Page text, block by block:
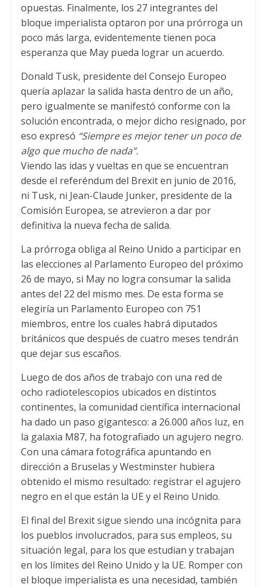
opuestas. Finalmente, los 27 integrantes del
bloque imperialista optaron por una prórroga un
poco más larga, evidentemente tienen poca
esperanza que May pueda lograr un acuerdo.
Donald Tusk, presidente del Consejo Europeo
quería aplazar la salida hasta dentro de un año,
pero igualmente se manifestó conforme con la
solución encontrada, o mejor dicho resignado, por
eso expresó “Siempre es mejor tener un poco de
algo que mucho de nada”.
Viendo las idas y vueltas en que se encuentran
desde el referéndum del Brexit en junio de 2016,
ni Tusk, ni Jean-Claude Junker, presidente de la
Comisión Europea, se atrevieron a dar por
definitiva la nueva fecha de salida.
La prórroga obliga al Reino Unido a participar en
las elecciones al Parlamento Europeo del próximo
26 de mayo, si May no logra consumar la salida
antes del 22 del mismo mes. De esta forma se
elegiría un Parlamento Europeo con 751
miembros, entre los cuales habrá diputados
británicos que después de cuatro meses tendrán
que dejar sus escaños.
Luego de dos años de trabajo con una red de
ocho radiotelescopios ubicados en distintos
continentes, la comunidad científica internacional
ha dado un paso gigantesco: a 26.000 años luz, en
la galaxia M87, ha fotografiado un agujero negro.
Con una cámara fotográfica apuntando en
dirección a Bruselas y Westminster hubiera
obtenido el mismo resultado: registrar el agujero
negro en el que están la UE y el Reino Unido.
El final del Brexit sigue siendo una incógnita para
los pueblos involucrados, para sus empleos, su
situación legal, para los que estudian y trabajan
en los límites del Reino Unido y la UE. Romper con
el bloque imperialista es una necesidad, también